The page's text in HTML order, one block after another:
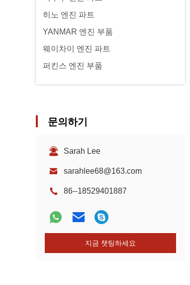
히노 엔진 파트
YANMAR 엔진 부품
웨이차이 엔진 파트
퍼킨스 엔진 부품
문의하기
Sarah Lee
sarahlee68@163.com
86--18529401887
지금 챗팅하세요